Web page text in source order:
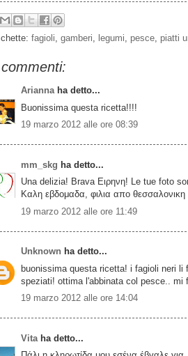
fagioli, gamberi, legumi, pesce, piatti
Ariannaha detto...
Buonissima questa ricetta!!!!
19 marzo 2012 alle ore 08:39
mm_skg ha detto...
Una delizia! Brava Ειρηνη! Le tue foto
Καλη εβδομαδα, φιλια απο θεσσαλονικη
19 marzo 2012 alle ore 11:49
Unknown ha detto...
buonissima questa ricetta! i fagioli neri
speziati! ottima l'abbinata col pesce.. mi
19 marzo 2012 alle ore 14:04
Vita ha detto...